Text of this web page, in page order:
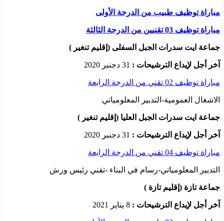
مباراة توظيف طبيب من الدرجة الأولى
مباراة توظيف 03 تقنيين من الدرجة الثالثة
جماعة ايت سدرات الجبل السفلى (إقليم تنغير )
آخر أجل لإيداع الترشيحات : 31 دجنبر 2020
مباراة توظيف 02 تقني من الدرجة الرابعة
الاشغال العمومية-التدبير المعلومياتي
جماعة ايت سدرات الجبل العليا (إقليم تنغير )
آخر أجل لإيداع الترشيحات : 31 دجنبر 2020
مباراة توظيف 04 تقني من الدرجة الرابعة
التدبير المعلومياتي-رسام في البناء -تقني رئيس ورش
جماعة تازة (إقليم تازة )
آخر أجل لإيداع الترشيحات : 8 يناير 2021